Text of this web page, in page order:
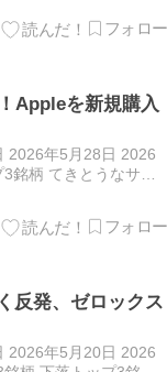
Appleを新規購入
2026年5月28日 2026
銘柄 てきとうなサラ
反発、ゼロックス
2026年5月20日 2026